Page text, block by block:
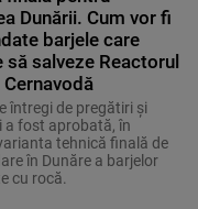
Dunării. Cum vor fi
barjele care
să salveze Reactorul
întregi de pregătiri și
a fost aprobată, în
tehnică finală de
în Dunăre a barjelor
cu rocă.